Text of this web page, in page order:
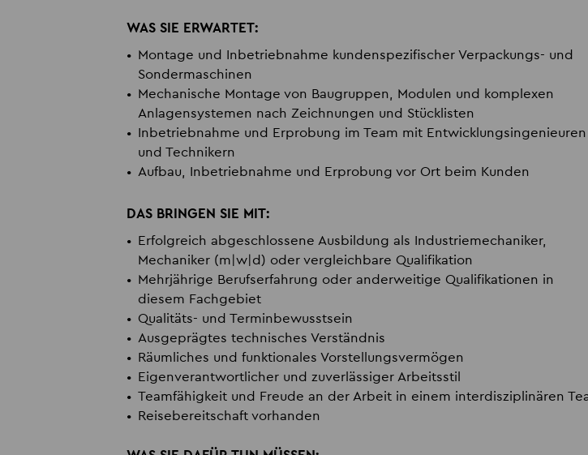
WAS SIE ERWARTET:
Montage und Inbetriebnahme kundenspezifischer Verpackungs- und
Sondermaschinen
Mechanische Montage von Baugruppen, Modulen und komplexen
Anlagensystemen nach Zeichnungen und Stücklisten
Inbetriebnahme und Erprobung im Team mit Entwicklungsingenieuren
und Technikern
Aufbau, Inbetriebnahme und Erprobung vor Ort beim Kunden
DAS BRINGEN SIE MIT:
Erfolgreich abgeschlossene Ausbildung als Industriemechaniker,
Mechaniker (m|w|d) oder vergleichbare Qualifikation
Mehrjährige Berufserfahrung oder anderweitige Qualifikationen in
diesem Fachgebiet
Qualitäts- und Terminbewusstsein
Ausgeprägtes technisches Verständnis
Räumliches und funktionales Vorstellungsvermögen
Eigenverantwortlicher und zuverlässiger Arbeitsstil
Teamfähigkeit und Freude an der Arbeit in einem interdisziplinären
Reisebereitschaft vorhanden